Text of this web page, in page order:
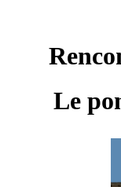
Le